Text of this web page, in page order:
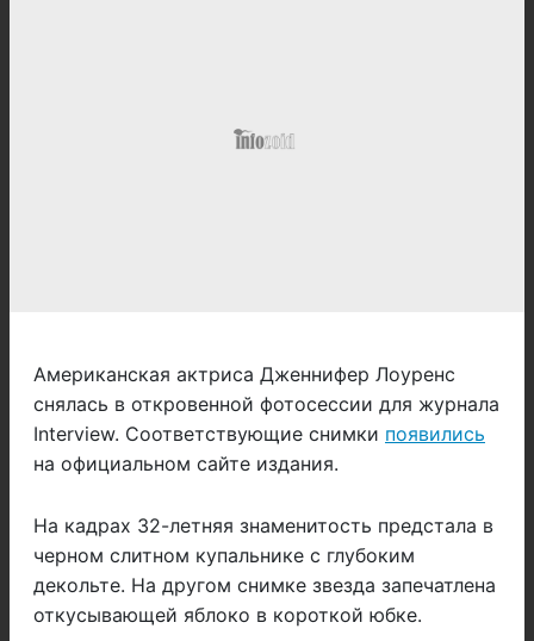
Американская актриса Дженнифер Лоуренс
снялась в откровенной фотосессии для журнала
Interview. Соответствующие снимки появились
на официальном сайте издания.
На кадрах 32-летняя знаменитость предстала в
черном слитном купальнике с глубоким
декольте. На другом снимке звезда запечатлена
откусывающей яблоко в короткой юбке.